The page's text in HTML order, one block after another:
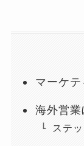
マーケ
海外営
ステ